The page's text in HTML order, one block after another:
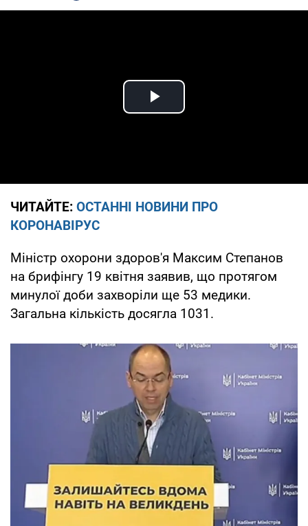
Play Video
ЧИТАЙТЕ: ОСТАННІ НОВИНИ ПРО
КОРОНАВІРУС
Міністр охорони здоров'я Максим Степанов
на брифінгу 19 квітня заявив, що протягом
минулої доби захворіли ще 53 медики.
Загальна кількість досягла 1031.